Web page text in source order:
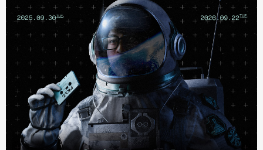
隱私權保護政策
著作權及免責聲明